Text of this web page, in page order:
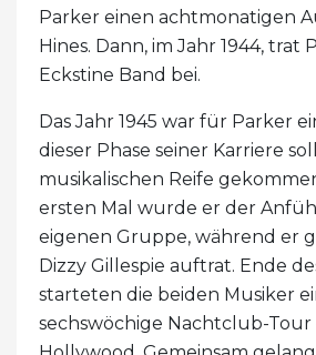
Parker einen achtmonatigen
Hines. Dann, im Jahr 1944, trat
Eckstine Band bei.
Das Jahr 1945 war für Parker
dieser Phase seiner Karriere
musikalischen Reife
ersten Mal wurde er der
eigenen Gruppe, während er
Dizzy Gillespie auftrat. Ende
starteten die beiden Musiker
sechswöchige Nachtclub-